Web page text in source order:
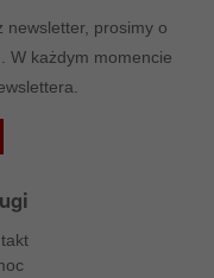
newsletter, prosimy o
W każdym momencie